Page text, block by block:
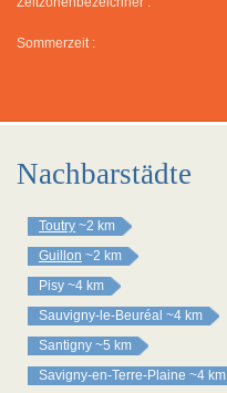
Sommerzeit :
Nachbarstädte
Toutry ~2 km
Guillon ~2 km
Pisy ~4 km
Sauvigny-le-Beuréal ~4 km
Santigny ~5 km
Savigny-en-Terre-Plaine ~4 km